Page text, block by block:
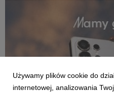
Używamy plików cookie do
internetowej, analizowania